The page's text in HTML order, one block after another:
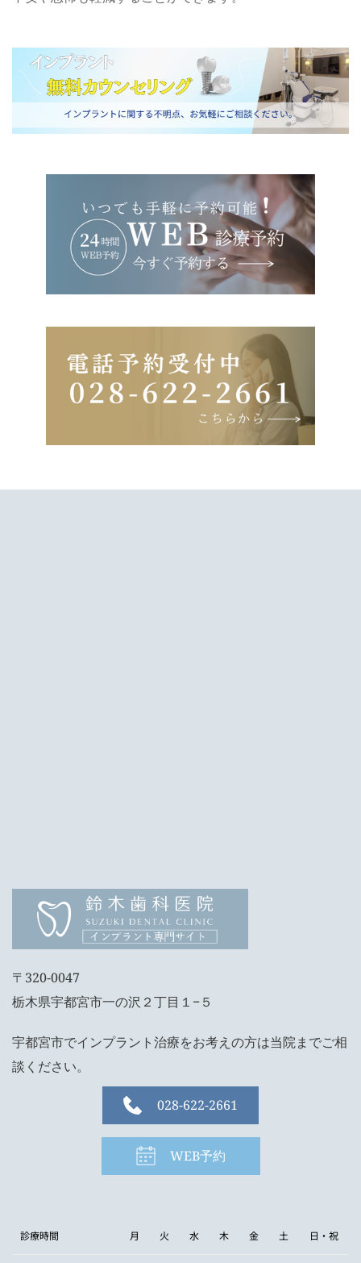
〒320-0047
栃木県宇都宮市一の沢２丁目１−５
宇都宮市でインプラント治療をお考えの方は当院までご相
談ください。
028-622-2661
WEB予約
診療時間 月 火 水 木 金 土 日・祝